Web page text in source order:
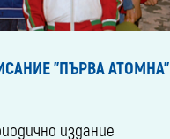
"ПЪРВА АТОМНА"
издание